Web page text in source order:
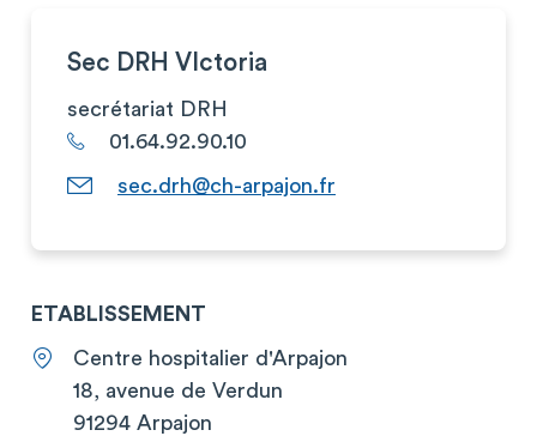
Sec DRH VIctoria
secrétariat DRH
01.64.92.90.10
sec.drh@ch-arpajon.fr
ETABLISSEMENT
Centre hospitalier d'Arpajon
18, avenue de Verdun
91294 Arpajon